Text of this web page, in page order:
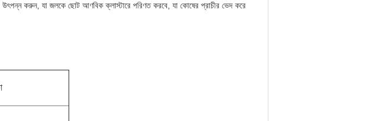
করুন, যা জলকে ছোট আণবিক ক্লাস্টারে পরিণত করবে, যা কোষের প্রাচীর ভেদ করে